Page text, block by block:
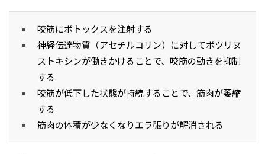
咬筋にボトックスを注射する
神経伝達物質（アセチルコリン）に対してボツリヌ
ストキシンが働きかけることで、咬筋の動きを抑制
する
咬筋が低下した状態が持続することで、筋肉が萎縮
する
筋肉の体積が少なくなりエラ張りが解消される